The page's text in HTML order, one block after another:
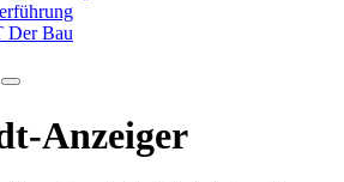
Der Bau
Anzeiger